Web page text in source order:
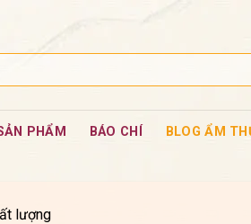
PHẨM BÁO CHÍ BLOG ẨM
lượng